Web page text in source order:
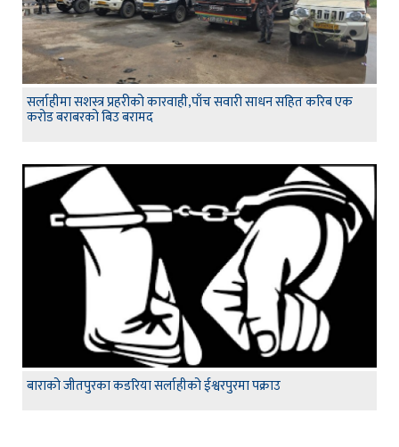
सर्लाहीमा सशस्त्र प्रहरीको कारवाही,पाँच सवारी साधन सहित करिब एक
करोड बराबरको बिउ बरामद
बाराको जीतपुरका कडरिया सर्लाहीको ईश्वरपुरमा पक्राउ